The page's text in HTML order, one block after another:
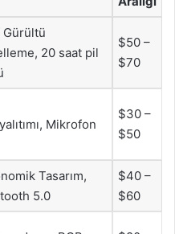
20 saat pil
$50 –
$70
Mikrofon
$30 –
$50
Tasarım,
5.0
$40 –
$60